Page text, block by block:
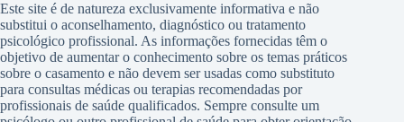
Este site é de natureza exclusivamente informativa e não
substitui o aconselhamento, diagnóstico ou tratamento
psicológico profissional. As informações fornecidas têm o
objetivo de aumentar o conhecimento sobre os temas práticos
sobre o casamento e não devem ser usadas como substituto
para consultas médicas ou terapias recomendadas por
profissionais de saúde qualificados. Sempre consulte um